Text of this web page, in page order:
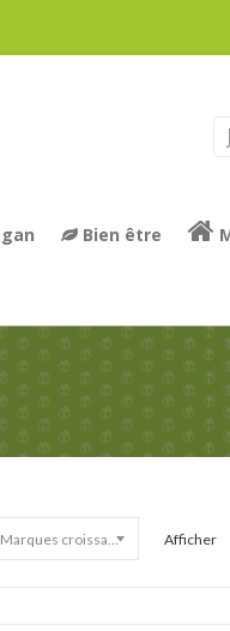
Bien être
Afficher